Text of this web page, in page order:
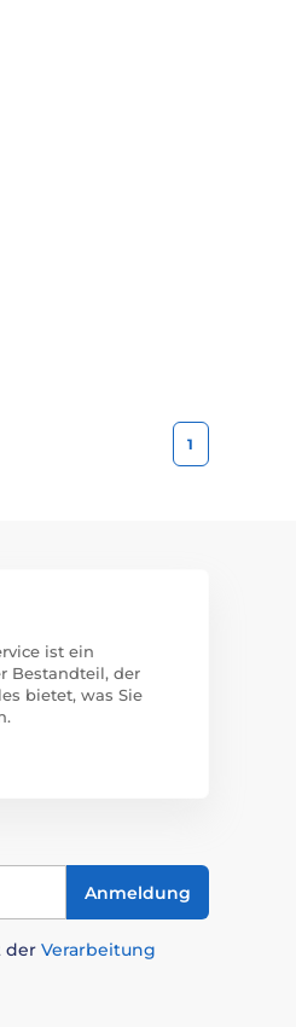
1
ist ein
Bestandteil, der
bietet, was Sie
Anmeldung
der Verarbeitung